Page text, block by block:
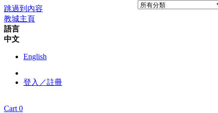
跳過到內容
教城主頁
語言
中文
English
登入／註冊
Cart 0